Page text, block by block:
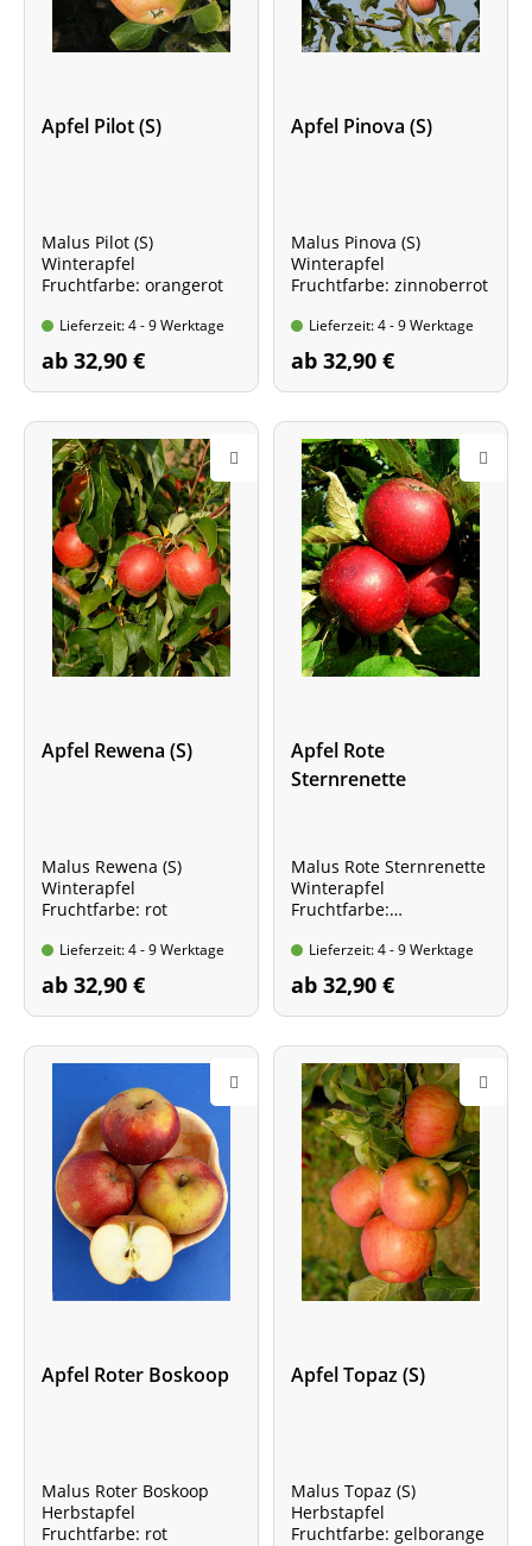
Apfel Pilot (S)
Malus Pilot (S)
Winterapfel
Fruchtfarbe: orangerot
Lieferzeit: 4 - 9 Werktage
ab 32,90 €
Apfel Pinova (S)
Malus Pinova (S)
Winterapfel
Fruchtfarbe: zinnoberrot
Lieferzeit: 4 - 9 Werktage
ab 32,90 €
Apfel Rewena (S)
Malus Rewena (S)
Winterapfel
Fruchtfarbe: rot
Lieferzeit: 4 - 9 Werktage
ab 32,90 €
Apfel Rote
Sternrenette
Malus Rote Sternrenette
Winterapfel
Fruchtfarbe:
Lieferzeit: 4 - 9 Werktage
ab 32,90 €
Apfel Roter Boskoop
Malus Roter Boskoop
Herbstapfel
Fruchtfarbe: rot
Apfel Topaz (S)
Malus Topaz (S)
Herbstapfel
Fruchtfarbe: gelborange